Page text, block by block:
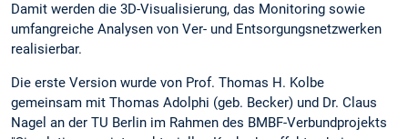
Damit werden die 3D-Visualisierung, das Monitoring sowie
umfangreiche Analysen von Ver- und Entsorgungsnetzwerken
realisierbar.
Die erste Version wurde von Prof. Thomas H. Kolbe
gemeinsam mit Thomas Adolphi (geb. Becker) und Dr. Claus
Nagel an der TU Berlin im Rahmen des BMBF-Verbundprojekts